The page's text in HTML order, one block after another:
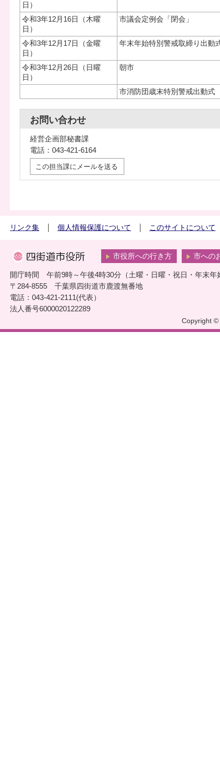
日）
令和3年12月16日（木曜
日）
市議会定例会「閉会」
令和3年12月17日（金曜
日）
年末年始特別警戒取締り出動
令和3年12月26日（日曜
日）
朝市
市消防団歳末特別警戒出動式
お問い合わせ
経営企画部秘書課
電話：043-421-6164
この担当課にメールを送る
リンク集 個人情報保護について このサイトについて
市役所への行き方 市への
開庁時間 午前9時～午後4時30分（土曜・日曜・祝日・年末年
〒284-8555 千葉県四街道市鹿渡無番地
電話：043-421-2111(代表）
法人番号6000020122289
Copyright ©